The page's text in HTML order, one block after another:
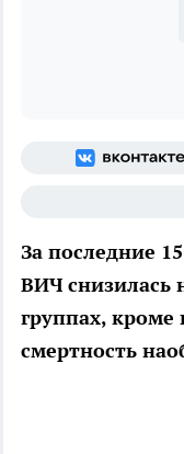
За последние
ВИЧ снизилась
группах, кроме
смертность